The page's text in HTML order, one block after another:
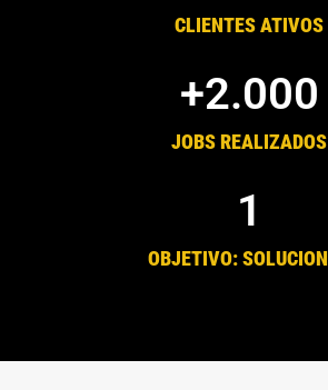
CLIENTES ATIVOS
JOBS REALIZADOS
+2.000
OBJETIVO:
1